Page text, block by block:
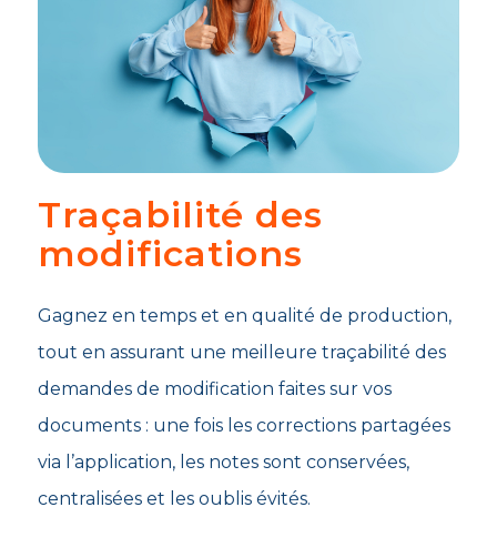
Traçabilité des
modifications
Gagnez en temps et en qualité de production,
tout en assurant une meilleure traçabilité des
demandes de modification faites sur vos
documents : une fois les corrections partagées
via l’application, les notes sont conservées,
centralisées et les oublis évités.